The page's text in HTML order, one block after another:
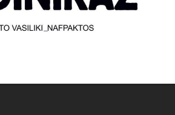
και
με συγκεκριμένους κανόνες